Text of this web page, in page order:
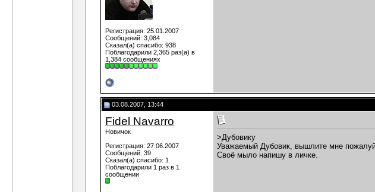
Регистрация: 25.01.2007
Сообщений: 3,084
Сказал(а) спасибо: 938
Поблагодарили 2,365 раз(а) в
1,384 сообщениях
03.08.2007, 13:44
Fidel Navarro
Новичок
Регистрация: 27.06.2007
Сообщений: 39
Сказал(а) спасибо: 1
Поблагодарили 1 раз в 1
сообщении
>Дубовику
Уважаемый Дубовик, вышлите мне
Своё мыло напишу в личке.